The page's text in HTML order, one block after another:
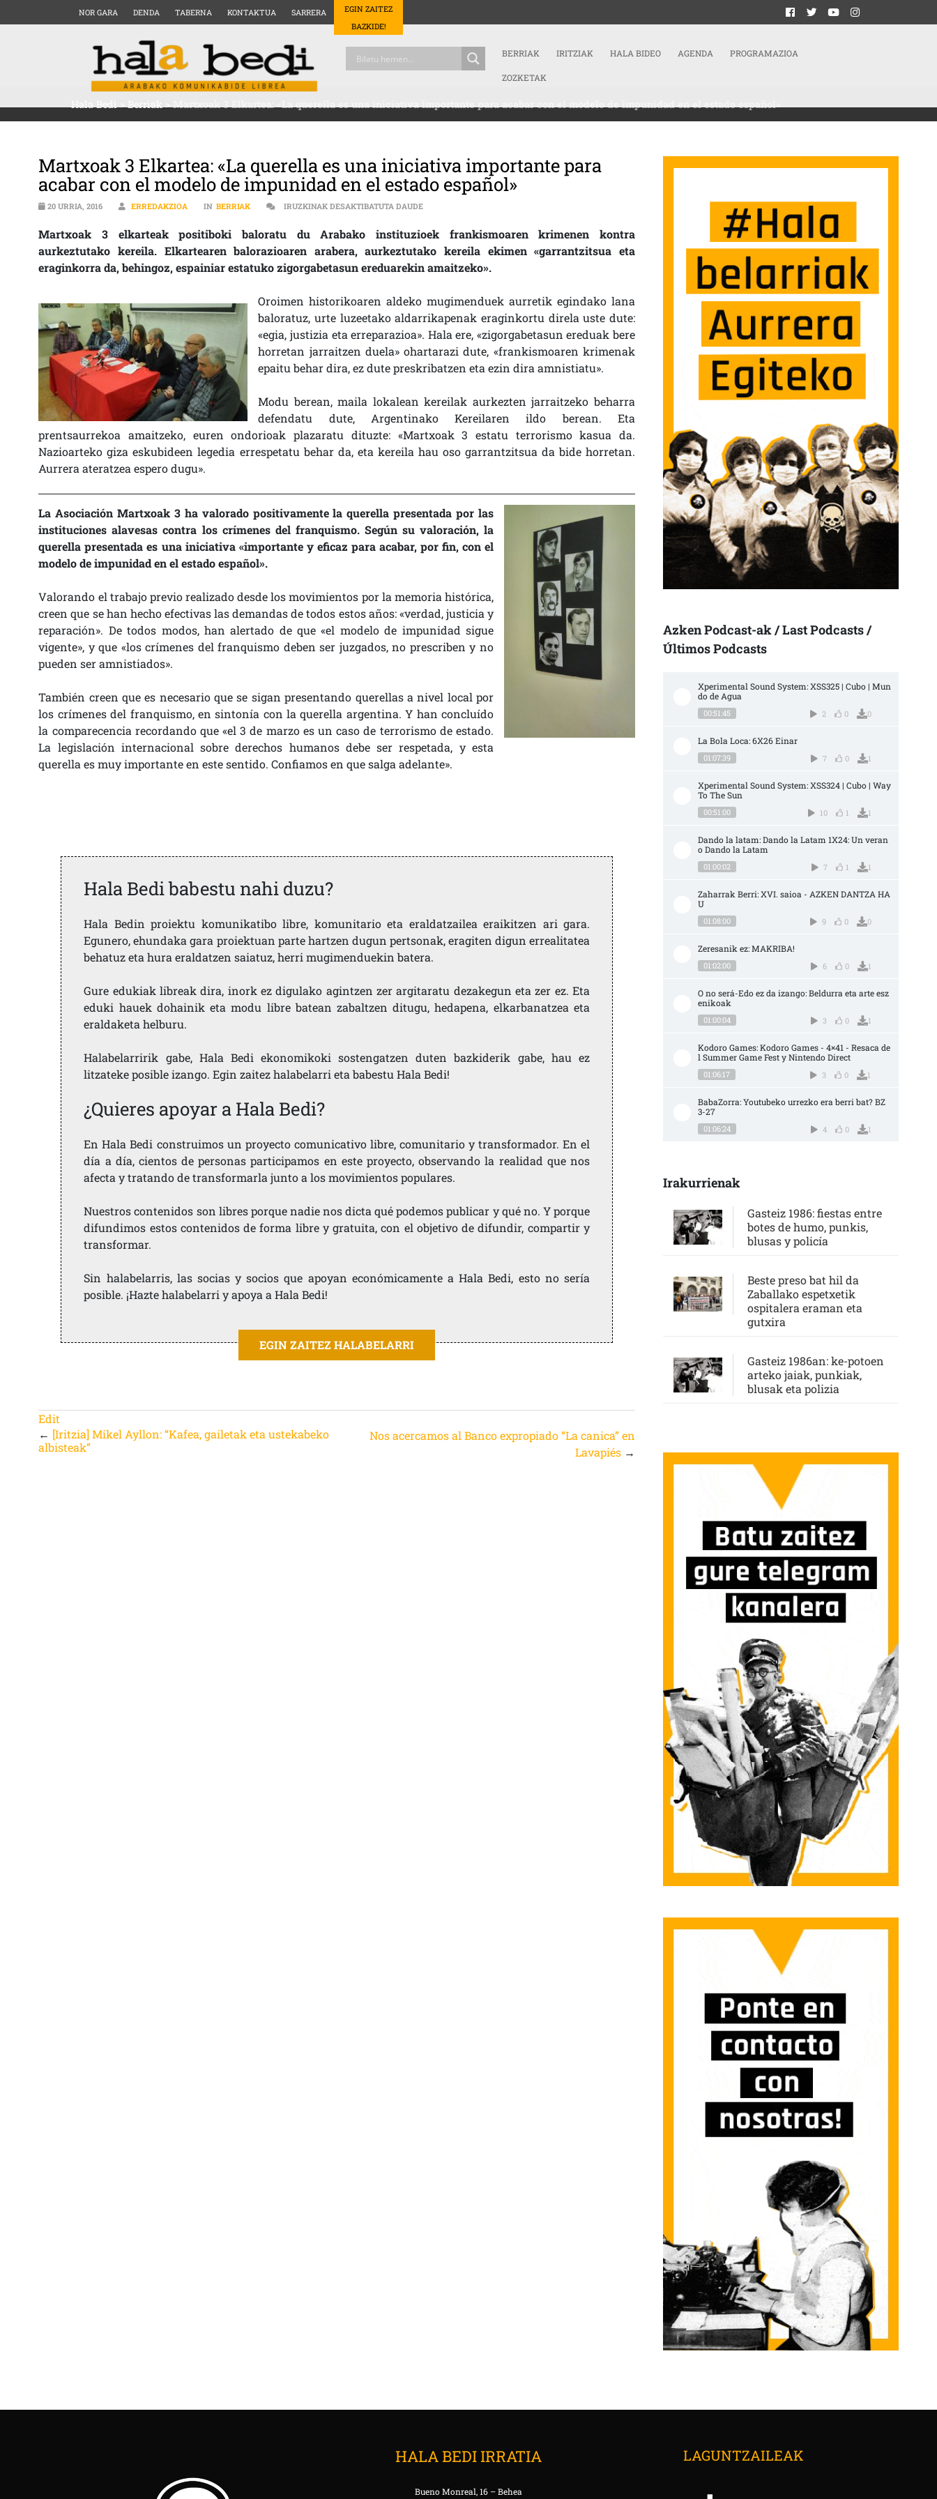
NOR GARA DENDA TABERNA KONTAKTUA SARRERA
EGIN ZAITEZ
BAZKIDE!
BERRIAK IRITZIAK HALA BIDEO AGENDA PROGRAMAZIOA
ZOZKETAK
Hala Bedi>Berriak>Martxoak 3 Elkartea: «La querella es una iniciativa importante para acabar con el modelo de impunidad en el estado español»
Martxoak 3 Elkartea: «La querella es una iniciativa importante para
acabar con el modelo de impunidad en el estado español»
20 URRIA, 2016 ERREDAKZIOA IN BERRIAK IRUZKINAK DESAKTIBATUTA DAUDEMARTXOAK 3 ELKARTEA: «LA QUERELLA ES UNA INICIATIVA IMPORTANTE PARA ACABAR CON EL MODELO DE IMPUNIDAD EN EL
Martxoak 3 elkarteak positiboki baloratu du Arabako instituzioek frankismoaren krimenen kontra
aurkeztutako kereila. Elkartearen balorazioaren arabera, aurkeztutako kereila ekimen «garrantzitsua eta
eraginkorra da, behingoz, espainiar estatuko zigorgabetasun ereduarekin amaitzeko».
Oroimen historikoaren aldeko mugimenduek aurretik egindako lana
baloratuz, urte luzeetako aldarrikapenak eraginkortu direla uste dute:
«egia, justizia eta erreparazioa». Hala ere, «zigorgabetasun ereduak bere
horretan jarraitzen duela» ohartarazi dute, «frankismoaren krimenak
epaitu behar dira, ez dute preskribatzen eta ezin dira amnistiatu».
Modu berean, maila lokalean kereilak aurkezten jarraitzeko beharra
defendatu dute, Argentinako Kereilaren ildo berean. Eta
prentsaurrekoa amaitzeko, euren ondorioak plazaratu dituzte: «Martxoak 3 estatu terrorismo kasua da.
Nazioarteko giza eskubideen legedia errespetatu behar da, eta kereila hau oso garrantzitsua da bide horretan.
Aurrera ateratzea espero dugu».
La Asociación Martxoak 3 ha valorado positivamente la querella presentada por las
instituciones alavesas contra los crímenes del franquismo. Según su valoración, la
querella presentada es una iniciativa «importante y eficaz para acabar, por fin, con el
modelo de impunidad en el estado español».
Valorando el trabajo previo realizado desde los movimientos por la memoria histórica,
creen que se han hecho efectivas las demandas de todos estos años: «verdad, justicia y
reparación». De todos modos, han alertado de que «el modelo de impunidad sigue
vigente», y que «los crímenes del franquismo deben ser juzgados, no prescriben y no
pueden ser amnistiados».
También creen que es necesario que se sigan presentando querellas a nivel local por
los crímenes del franquismo, en sintonía con la querella argentina. Y han concluído
la comparecencia recordando que «el 3 de marzo es un caso de terrorismo de estado.
La legislación internacional sobre derechos humanos debe ser respetada, y esta
querella es muy importante en este sentido. Confiamos en que salga adelante».
Hala Bedi babestu nahi duzu?
Hala Bedin proiektu komunikatibo libre, komunitario eta eraldatzailea eraikitzen ari gara.
Egunero, ehundaka gara proiektuan parte hartzen dugun pertsonak, eragiten digun errealitatea
behatuz eta hura eraldatzen saiatuz, herri mugimenduekin batera.
Gure edukiak libreak dira, inork ez digulako agintzen zer argitaratu dezakegun eta zer ez. Eta
eduki hauek dohainik eta modu libre batean zabaltzen ditugu, hedapena, elkarbanatzea eta
eraldaketa helburu.
Halabelarririk gabe, Hala Bedi ekonomikoki sostengatzen duten bazkiderik gabe, hau ez
litzateke posible izango. Egin zaitez halabelarri eta babestu Hala Bedi!
¿Quieres apoyar a Hala Bedi?
En Hala Bedi construimos un proyecto comunicativo libre, comunitario y transformador. En el
día a día, cientos de personas participamos en este proyecto, observando la realidad que nos
afecta y tratando de transformarla junto a los movimientos populares.
Nuestros contenidos son libres porque nadie nos dicta qué podemos publicar y qué no. Y porque
difundimos estos contenidos de forma libre y gratuita, con el objetivo de difundir, compartir y
transformar.
Sin halabelarris, las socias y socios que apoyan económicamente a Hala Bedi, esto no sería
posible. ¡Hazte halabelarri y apoya a Hala Bedi!
EGIN ZAITEZ HALABELARRI
Edit
← [Iritzia] Mikel Ayllon: “Kafea, gailetak eta ustekabeko
albisteak”
Nos acercamos al Banco expropiado “La canica” en
Lavapiés→
Azken Podcast-ak / Last Podcasts /
Últimos Podcasts
Xperimental Sound System: XSS325 | Cubo | Mun
do de Agua
00:51:45 2 0 0
La Bola Loca: 6X26 Einar
01:07:39 7 0 1
Xperimental Sound System: XSS324 | Cubo | Way
To The Sun
00:51:00 10 1 1
Dando la latam: Dando la Latam 1X24: Un veran
o Dando la Latam
01:00:02 7 1 1
Zaharrak Berri: XVI. saioa - AZKEN DANTZA HA
U
01:08:00 9 0 0
Zeresanik ez: MAKRIBA!
01:02:00 6 0 1
O no será-Edo ez da izango: Beldurra eta arte esz
enikoak
01:00:04 3 0 1
Kodoro Games: Kodoro Games - 4×41 - Resaca de
l Summer Game Fest y Nintendo Direct
01:06:17 3 0 1
BabaZorra: Youtubeko urrezko era berri bat? BZ
3-27
01:06:24 4 0 1
Irakurrienak
Gasteiz 1986: fiestas entre
botes de humo, punkis,
blusas y policía
Beste preso bat hil da
Zaballako espetxetik
ospitalera eraman eta
gutxira
Gasteiz 1986an: ke-potoen
arteko jaiak, punkiak,
blusak eta polizia
HALA BEDI IRRATIA
Bueno Monreal, 16 – Behea
LAGUNTZAILEAK